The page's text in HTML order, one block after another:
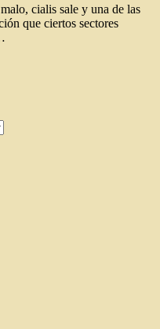
cialis sale y una de las
que ciertos sectores